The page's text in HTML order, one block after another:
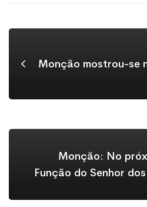
Monção mostrou-se
Monção: No
Função do Senhor